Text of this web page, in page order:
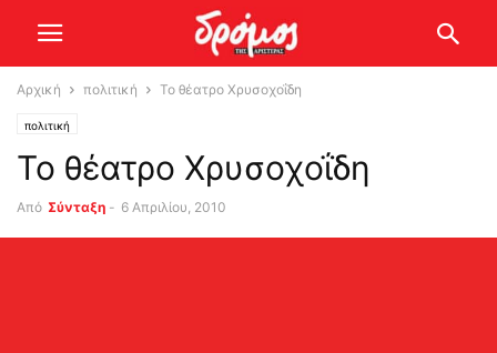
Αρχική πολιτική Το θέατρο Χρυσοχοΐδη
πολιτική
Το θέατρο Χρυσοχοΐδη
Από Σύνταξη - 6 Απριλίου, 2010